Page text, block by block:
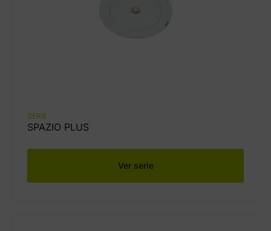
SERIE
SPAZIO PLUS
Ver serie